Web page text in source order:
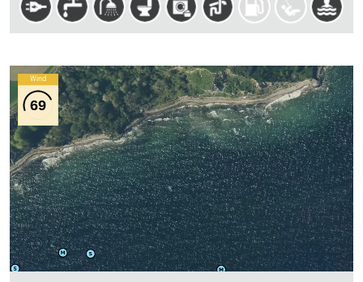
Wind
69